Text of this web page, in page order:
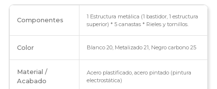
Componentes
1 Estructura metálica (1 bastidor, 1 estructura
superior) * 5 canastas * Rieles y tornillos.
Color Blanco 20, Metalizado 21, Negro carbono 25
Material /
Acabado
Acero plastificado, acero pintado (pintura
electrostática)